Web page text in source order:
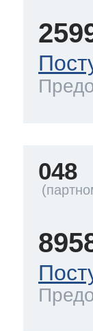
048